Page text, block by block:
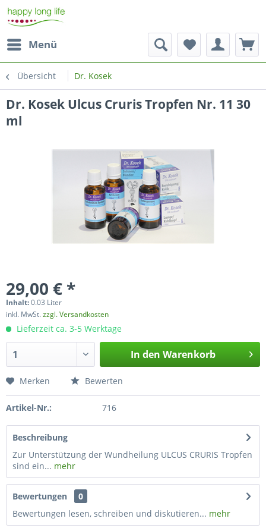
Menü
Übersicht Dr. Kosek
Dr. Kosek Ulcus Cruris Tropfen Nr. 11 30
ml
29,00 € *
Inhalt:0.03 Liter
inkl. MwSt.zzgl. Versandkosten
Lieferzeit ca. 3-5 Werktage
In den Warenkorb
Merken Bewerten
Artikel-Nr.: 716
Beschreibung
Zur Unterstützung der Wundheilung ULCUS CRURIS Tropfen
sind ein... mehr
Bewertungen
0
Bewertungen lesen, schreiben und diskutieren... mehr